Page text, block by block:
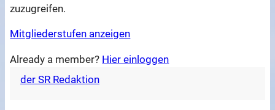
zuzugreifen.
Mitgliederstufen anzeigen
Already a member? Hier einloggen
der SR Redaktion